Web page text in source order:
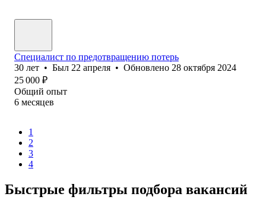
Специалист по предотвращению потерь
30 лет • Был 22 апреля • Обновлено 28 октября 2024
25 000 ₽
Общий опыт
6 месяцев
1
2
3
4
Быстрые фильтры подбора вакансий